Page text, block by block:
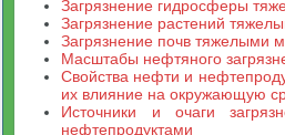
Загрязнение гидросферы
Загрязнение растений
Загрязнение почв тяжелыми
Масштабы нефтяного
Свойства нефти и
их влияние на окружающую
Источники и очаги
нефтепродуктами